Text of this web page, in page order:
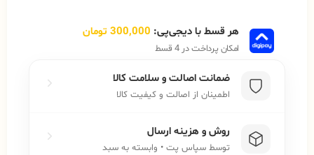
هر قسط با دیجی‌پی: 300,000تومان
امکان پرداخت در 4 قسط
ضمانت اصالت و سلامت کالا
اطمینان از اصالت و کیفیت کالا
روش و هزینه ارسال
توسط سپاس پت • وابسته به سبد